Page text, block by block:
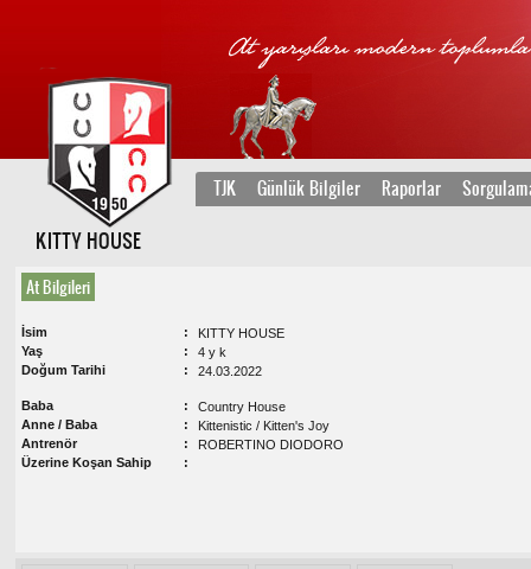
TJK Günlük Bilgiler Raporlar
KITTY HOUSE
At Bilgileri
İsim
KITTY HOUSE
Yaş
4 y k
Doğum Tarihi
24.03.2022
Baba
Country House
Anne / Baba
Kittenistic / Kitten's Joy
Antrenör
ROBERTINO DIODORO
Üzerine Koşan Sahip